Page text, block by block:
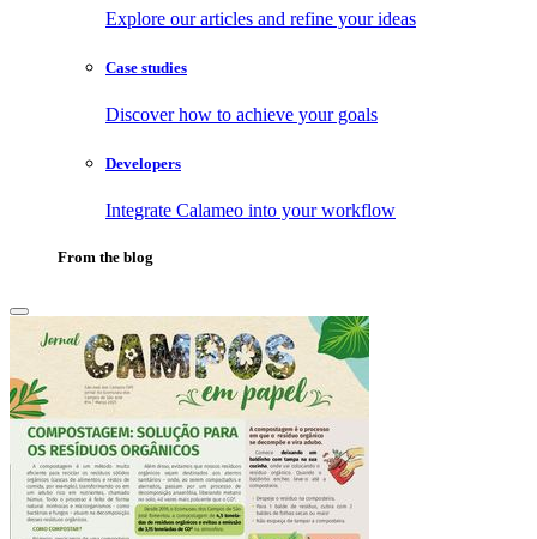
Explore our articles and refine your ideas
Case studies
Discover how to achieve your goals
Developers
Integrate Calameo into your workflow
From the blog